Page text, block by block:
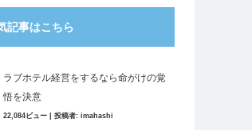
記事はこちら
ラブホテル経営をするなら命がけの覚
悟を決意
22,084ビュー 投稿者: imahashi